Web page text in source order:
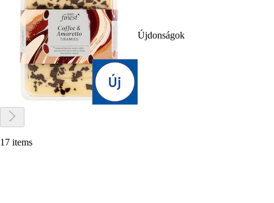
Újdonságok
17 items